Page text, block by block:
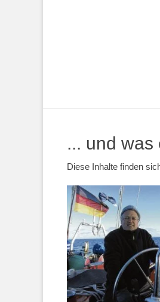
... und was
Diese Inhalte finden